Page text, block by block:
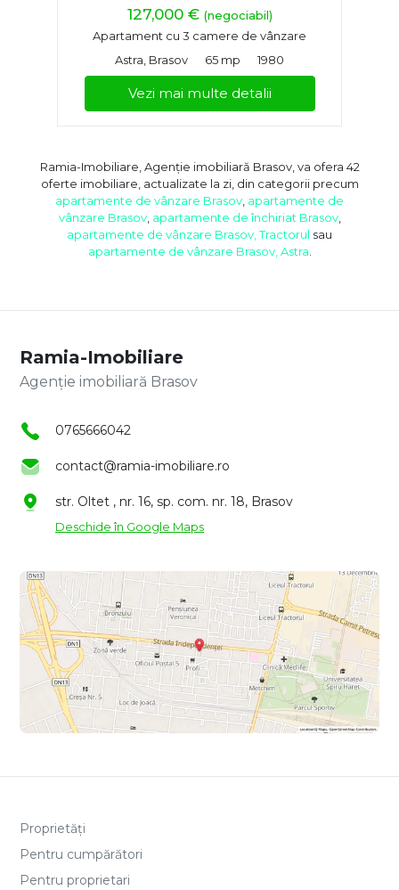
127,000 € (negociabil)
Apartament cu 3 camere de vânzare
Astra, Brasov
65 mp 1980
Vezi mai multe detalii
Ramia-Imobiliare, Agenție imobiliară Brasov, va ofera 42
oferte imobiliare, actualizate la zi, din categorii precum
apartamente de vânzare Brasov apartamente de
vânzare Brasov, apartamente de închiriat Brasov,
apartamente de vânzare Brasov, Tractorul sau
apartamente de vânzare Brasov, Astra
Ramia-Imobiliare
Agenție imobiliară Brasov
0765666042
contact@ramia-imobiliare.ro
str. Oltet , nr. 16, sp. com. nr. 18, Brasov
Deschide în Google Maps
Proprietăți
Pentru cumpărători
Pentru proprietari